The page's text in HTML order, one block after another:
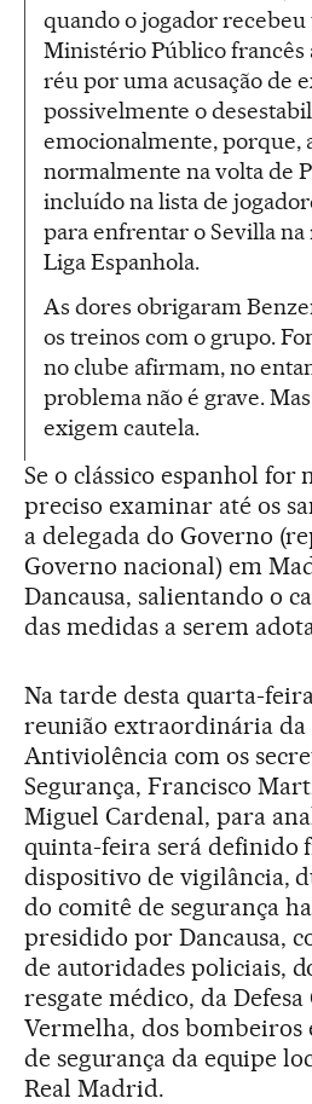
quando o jogador
Ministério Público francês
réu por uma acusação de
possivelmente o
emocionalmente, porque,
normalmente na volta de
incluído na lista de
para enfrentar o Sevilla na
Liga Espanhola.
As dores obrigaram
os treinos com o grupo.
no clube afirmam, no
problema não é grave.
exigem cautela.
Se o clássico espanhol for
preciso examinar até os
a delegada do Governo
Governo nacional) em
Dancausa, salientando o
das medidas a serem
Na tarde desta quarta-
reunião extraordinária da
Antiviolência com os
Segurança, Francisco
Miguel Cardenal, para
quinta-feira será definido
dispositivo de vigilância,
do comitê de segurança
presidido por Dancausa,
de autoridades policiais,
resgate médico, da
Vermelha, dos bombeiros
de segurança da equipe
Real Madrid.